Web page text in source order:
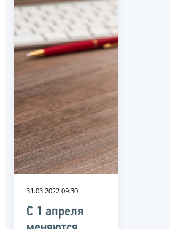
31.03.2022 09:30
С 1 апреля